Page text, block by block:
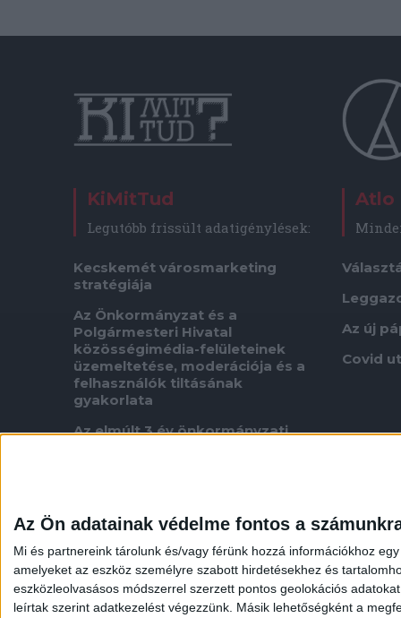
Az Ön adatainak védelme fontos a
Mi és partnereink tárolunk és/vagy férünk hozzá információkhoz
amelyeket az eszköz személyre szabott hirdetésekhez és
eszközleolvasásos módszerrel szerzett pontos geolokációs
leírtak szerint adatkezelést végezzünk. Másik lehetőségként a
KiMitTud
Legutóbb frissült adatigénylések:
Kecskemét városmarketing
stratégiája
Az Önkormányzat és a
Polgármesteri Hivatal
közösségimédia-felületeinek
üzemeltetése, moderációja és a
felhasználók tiltásának
gyakorlata
Az elmúlt 3 év önkormányzati
ügyében indított szigorú
vizsgálatok eredménye
Adatigénylés fűnyírási ütemtervről
Neres oligarcha koncessziója
Atlo
Az új
Covid